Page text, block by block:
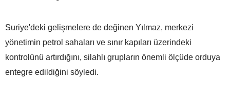
Suriye'deki gelişmelere de değinen Yılmaz, merkezi
yönetimin petrol sahaları ve sınır kapıları üzerindeki
kontrolünü artırdığını, silahlı grupların önemli ölçüde orduya
entegre edildiğini söyledi.